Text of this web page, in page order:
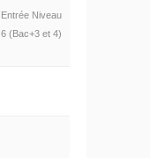
Entrée Niveau
6 (Bac+3 et 4)